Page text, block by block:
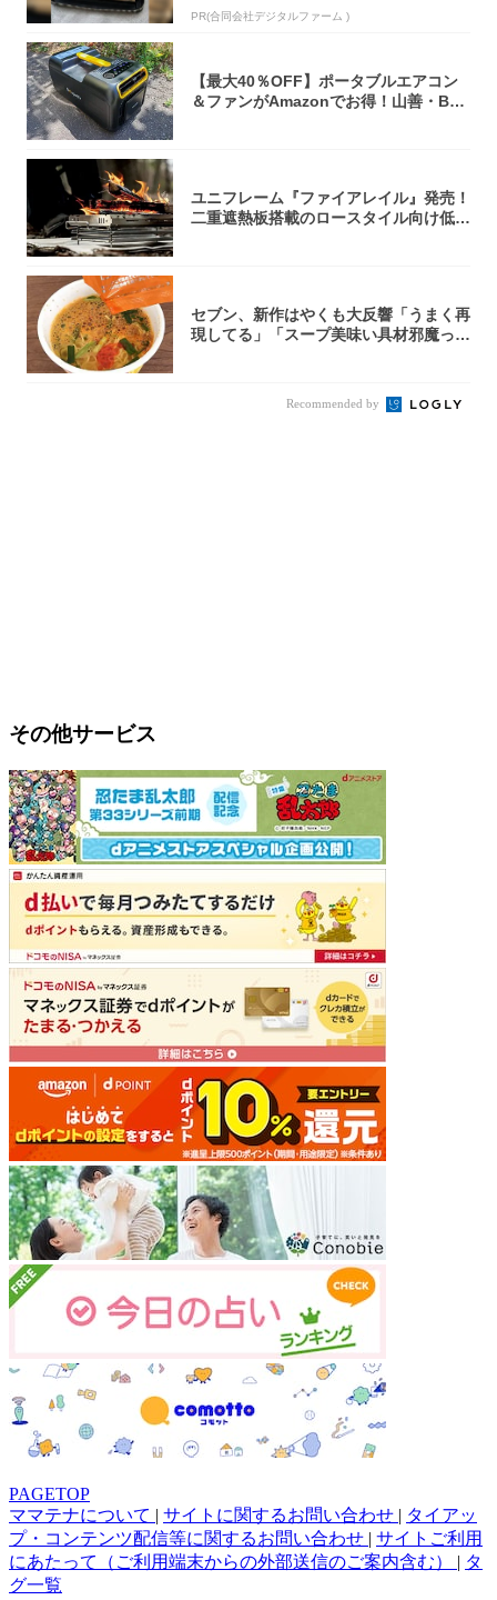
PR(合同会社デジタルファーム )
【最大40％OFF】ポータブルエアコン
＆ファンがAmazonでお得！山善・Bo
ユニフレーム『ファイアレイル』発売！
二重遮熱板搭載のロースタイル向け低型
セブン、新作はやくも大反響「うまく再
現してる」「スープ美味い具材邪魔って
Recommended by
その他サービス
PAGETOP
ママテナについて | サイトに関するお問い合わせ | タイアッ
プ・コンテンツ配信等に関するお問い合わせ | サイトご利用
にあたって（ご利用端末からの外部送信のご案内含む） | タ
グ一覧